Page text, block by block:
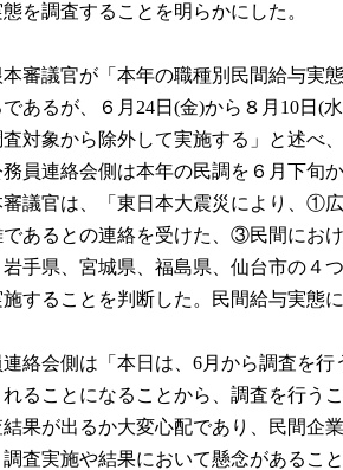
を調査することを明らかにした。
審議官が「本年の職種別民間給与実
あるが、６月24日(金)から８月10日(
対象から除外して実施する」と述べ
員連絡会側は本年の民調を６月下旬
議官は、「東日本大震災により、①
あるとの連絡を受けた、③民間にお
手県、宮城県、福島県、仙台市の４
することを判断した。民間給与実態
絡会側は「本日は、6月から調査を
ることになることから、調査を行
結果が出るか大変心配であり、民間
査実施や結果において懸念があるこ